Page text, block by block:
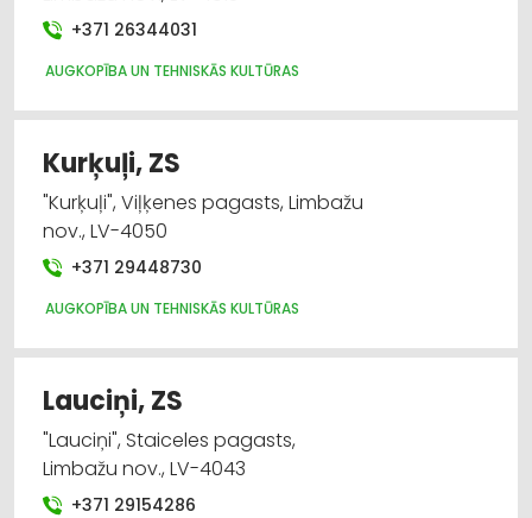
+371 26344031
AUGKOPĪBA UN TEHNISKĀS KULTŪRAS
Kurķuļi, ZS
"Kurķuļi", Viļķenes pagasts, Limbažu
nov., LV-4050
+371 29448730
AUGKOPĪBA UN TEHNISKĀS KULTŪRAS
Lauciņi, ZS
"Lauciņi", Staiceles pagasts,
Limbažu nov., LV-4043
+371 29154286